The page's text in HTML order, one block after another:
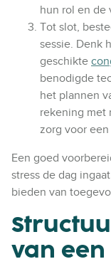
hun rol en de
Tot slot,
sessie. Denk
geschikte
benodigde
het plannen
rekening met
zorg voor
Een goed
stress de dag
bieden van
van een